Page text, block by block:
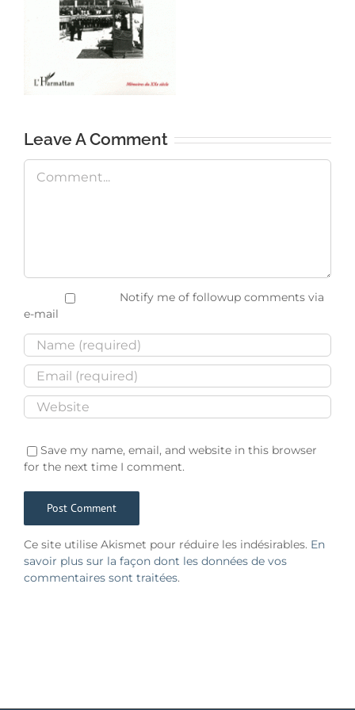
Leave A Comment
Comment
Notify me of followup comments via
e-mail
Save my name, email, and website in this browser
for the next time I comment.
Ce site utilise Akismet pour réduire les indésirables. En
savoir plus sur la façon dont les données de vos
commentaires sont traitées.